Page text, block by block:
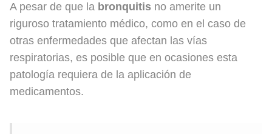
A pesar de que la bronquitis no amerite un
riguroso tratamiento médico, como en el caso de
otras enfermedades que afectan las vías
respiratorias, es posible que en ocasiones esta
patología requiera de la aplicación de
medicamentos.